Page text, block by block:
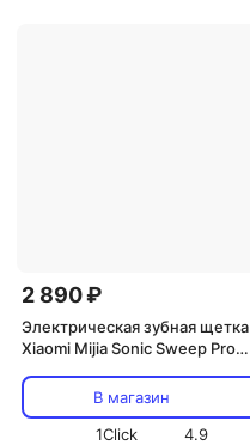
2 890 ₽
Электрическая зубная щетка
Xiaomi Mijia Sonic Sweep Pro
В магазин
1Click
4.9